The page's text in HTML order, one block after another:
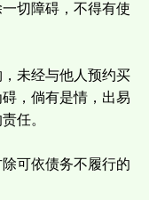
切障碍，不得有使
未经与他人预约买
，倘有是情，出易
任。
可依债务不履行的